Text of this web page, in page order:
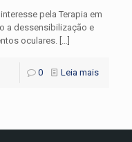
pela Terapia em
a dessensibilização e
oculares. […]
0 Leia mais